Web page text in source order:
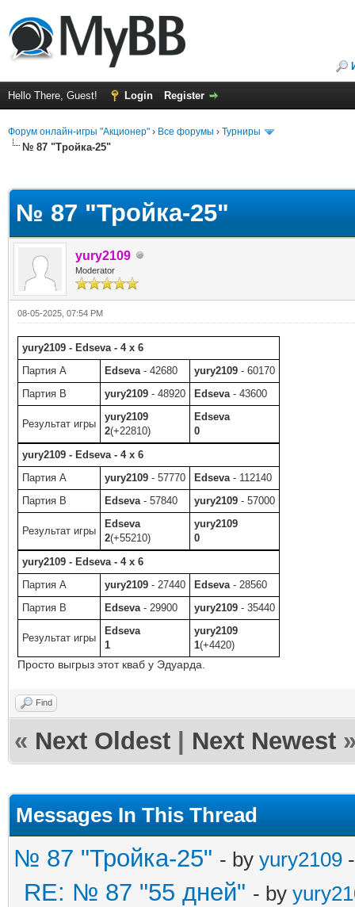
Hello There, Guest! Login Register
Форум онлайн-игры "Акционер" › Все форумы › Турниры
№ 87 "Тройка-25"
№ 87 "Тройка-25"
yury2109
Moderator
08-05-2025, 07:54 PM
yury2109 - Edseva - 4 x 6
Партия A
Edseva - 42680 yury2109 - 60170
Партия B
yury2109 - 48920 Edseva - 43600
Результат игры
yury2109
2(+22810)
Edseva
0
yury2109 - Edseva - 4 x 6
Партия A
yury2109 - 57770 Edseva - 112140
Партия B
Edseva - 57840 yury2109 - 57000
Результат игры
Edseva
2(+55210)
yury2109
0
yury2109 - Edseva - 4 x 6
Партия A
yury2109 - 27440 Edseva - 28560
Партия B
Edseva - 29900 yury2109 - 35440
Результат игры
Edseva
1
yury2109
1(+4420)
Просто выгрыз этот кваб у Эдуарда.
Find
« Next Oldest Next Newest
Messages In This Thread
№ 87 "Тройка-25" - by yury2109
RE: № 87 "55 дней" - by